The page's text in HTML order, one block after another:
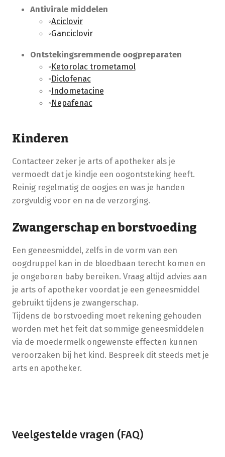
Antivirale middelen
Aciclovir
Ganciclovir
Ontstekingsremmende oogpreparaten
Ketorolac trometamol
Diclofenac
Indometacine
Nepafenac
Kinderen
Contacteer zeker je arts of apotheker als je
vermoedt dat je kindje een oogontsteking heeft.
Reinig regelmatig de oogjes en was je handen
zorgvuldig voor en na de verzorging.
Zwangerschap en borstvoeding
Een geneesmiddel, zelfs in de vorm van een
oogdruppel kan in de bloedbaan terecht komen en
je ongeboren baby bereiken. Vraag altijd advies aan
je arts of apotheker voordat je een geneesmiddel
gebruikt tijdens je zwangerschap.
Tijdens de borstvoeding moet rekening gehouden
worden met het feit dat sommige geneesmiddelen
via de moedermelk ongewenste effecten kunnen
veroorzaken bij het kind. Bespreek dit steeds met je
arts en apotheker.
Veelgestelde vragen (FAQ)